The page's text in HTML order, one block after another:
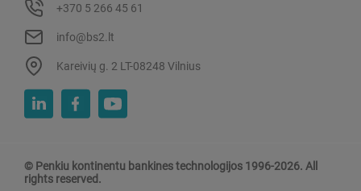
+370 5 266 45 61
info@bs2.lt
Kareivių g. 2 LT-08248 Vilnius
© Penkiu kontinentu bankines technologijos 1996-2026. All
rights reserved.